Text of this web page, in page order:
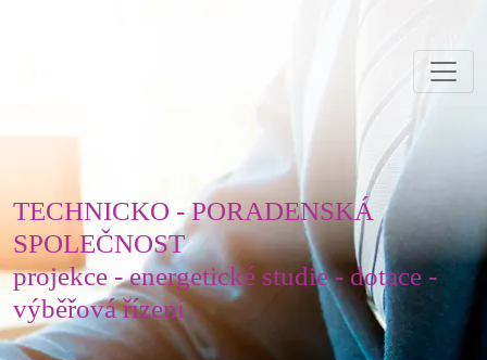
TECHNICKO - PORADENSKÁ
SPOLEČNOST
projekce - energetické studie - dotace -
výběřová řízení